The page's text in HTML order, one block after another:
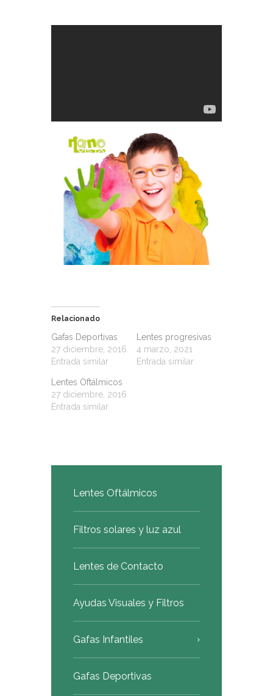
Relacionado
Gafas Deportivas
27 diciembre, 2016
Entrada similar
Lentes progresivas
4 marzo, 2021
Entrada similar
Lentes Oftálmicos
27 diciembre, 2016
Entrada similar
Lentes Oftálmicos
Filtros solares y luz azul
Lentes de Contacto
Ayudas Visuales y Filtros
Gafas Infantiles
Gafas Deportivas